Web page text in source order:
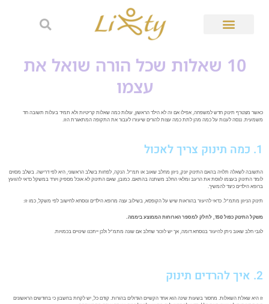
10 שאלות שכל הורה שואל את
עצמו
כאשר מצטרף תינוק חדש למשפחה, אפילו אם זה לא הילד הראשון, עולות כמה שאלות קריטיות ולא תמיד בעלות תשובה חד
משמעית. ננסה לענות על כמה מהן לתת כמה עצות להורים שיעזרו לעבור את התקופה המתאגרת הזו.
1. כמה תינוק צריך לאכול
התשובה לשאלה תלויה בהאם התינוק יונק, ניזון מחלב שאוב או תמ"ל. הנקה, לפחות בשלב הראשוני, היא לפי דרישה. בשלב מסוים
לומד התינוק בעצמו לווסת את הרעב ומלאי החלב משתנה בהתאם. כמובן, שאם התינוק לא אוכל מספיק ויורד במשקל כדאי להוועץ
ברופא הילדים כיצד להמשיך.
תינוק הניזון מתמ"ל. כדאי להיעזר בהוראות שיש על הקופסא, בשילוב עצה מרופא הילדים ונוסחא לחישוב לפי משקל, כמו זו:
משקל התינוק כפול 150, לחלק למספר הארוחות הממוצע ביממה.
לגבי חלב שאוב ניתן להיעזר בנוסחא דומה, אך יש לזכור שחלב אם שונה מתמ"ל ולכן ייתכנו שינויים בכמויות.
2. איך להרדים תינוק
זו היא שאלת השאלות. מחסור בשעות שינה הוא אחד הקשיים הגדולים בהורות. קודם כל, יש לקחת בחשבון כי בחודשים הראשונים